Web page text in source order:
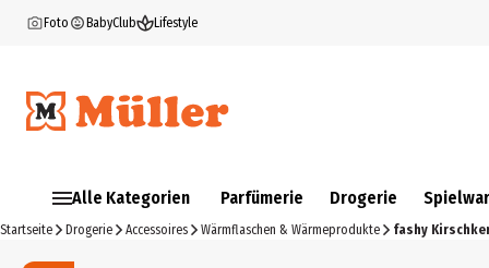
Foto BabyClub Lifestyle
Alle Kategorien Parfümerie Drogerie
Startseite Drogerie Accessoires Wärmflaschen & Wärmeprodukte fashy